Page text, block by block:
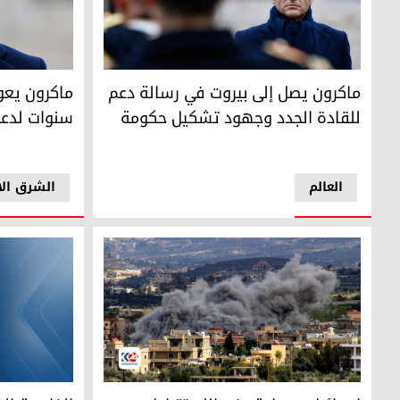
ماكرون يصل إلى بيروت في رسالة دعم للقادة الجدد
العالم
ماكرون يصل إلى بيروت في رسالة دعم
للقادة الجدد وجهود تشكيل حكومة
الرئيس
الشرق
ماكرون
سنوات
إسرائيل وجماعة حزب الله تتبادلان الاتهامات بخرق وقف
الخارجية